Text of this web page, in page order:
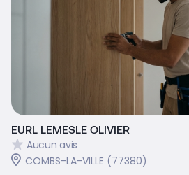
EURL LEMESLE OLIVIER
Aucun avis
COMBS-LA-VILLE (77380)